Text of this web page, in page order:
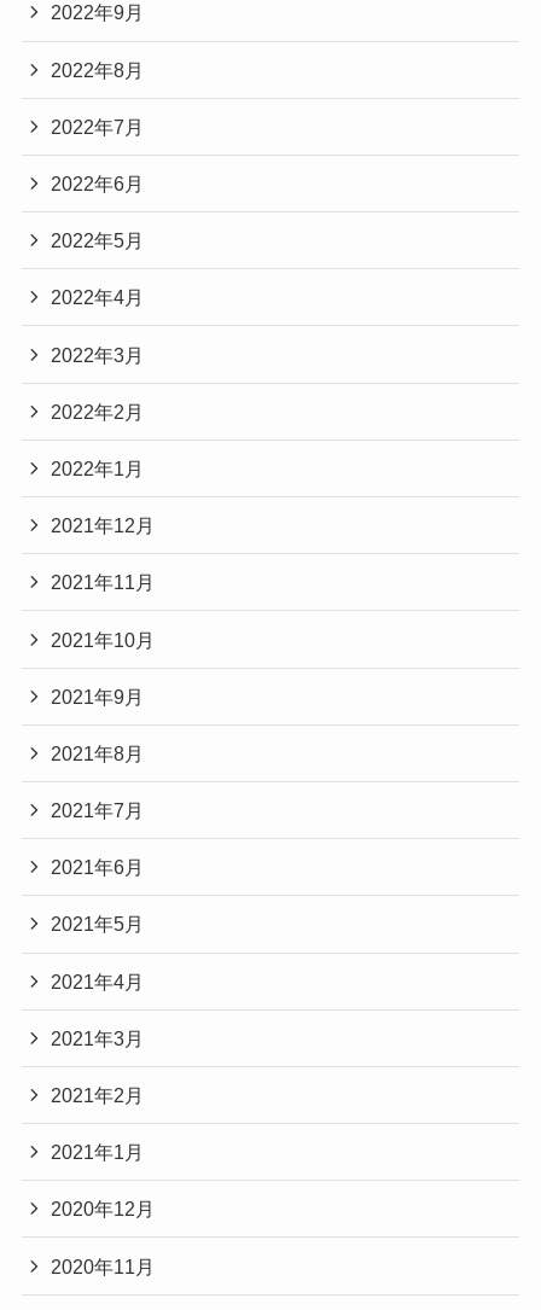
2022年9月
2022年8月
2022年7月
2022年6月
2022年5月
2022年4月
2022年3月
2022年2月
2022年1月
2021年12月
2021年11月
2021年10月
2021年9月
2021年8月
2021年7月
2021年6月
2021年5月
2021年4月
2021年3月
2021年2月
2021年1月
2020年12月
2020年11月